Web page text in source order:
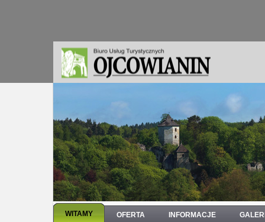
WITAMY OFERTA INFORMACJE